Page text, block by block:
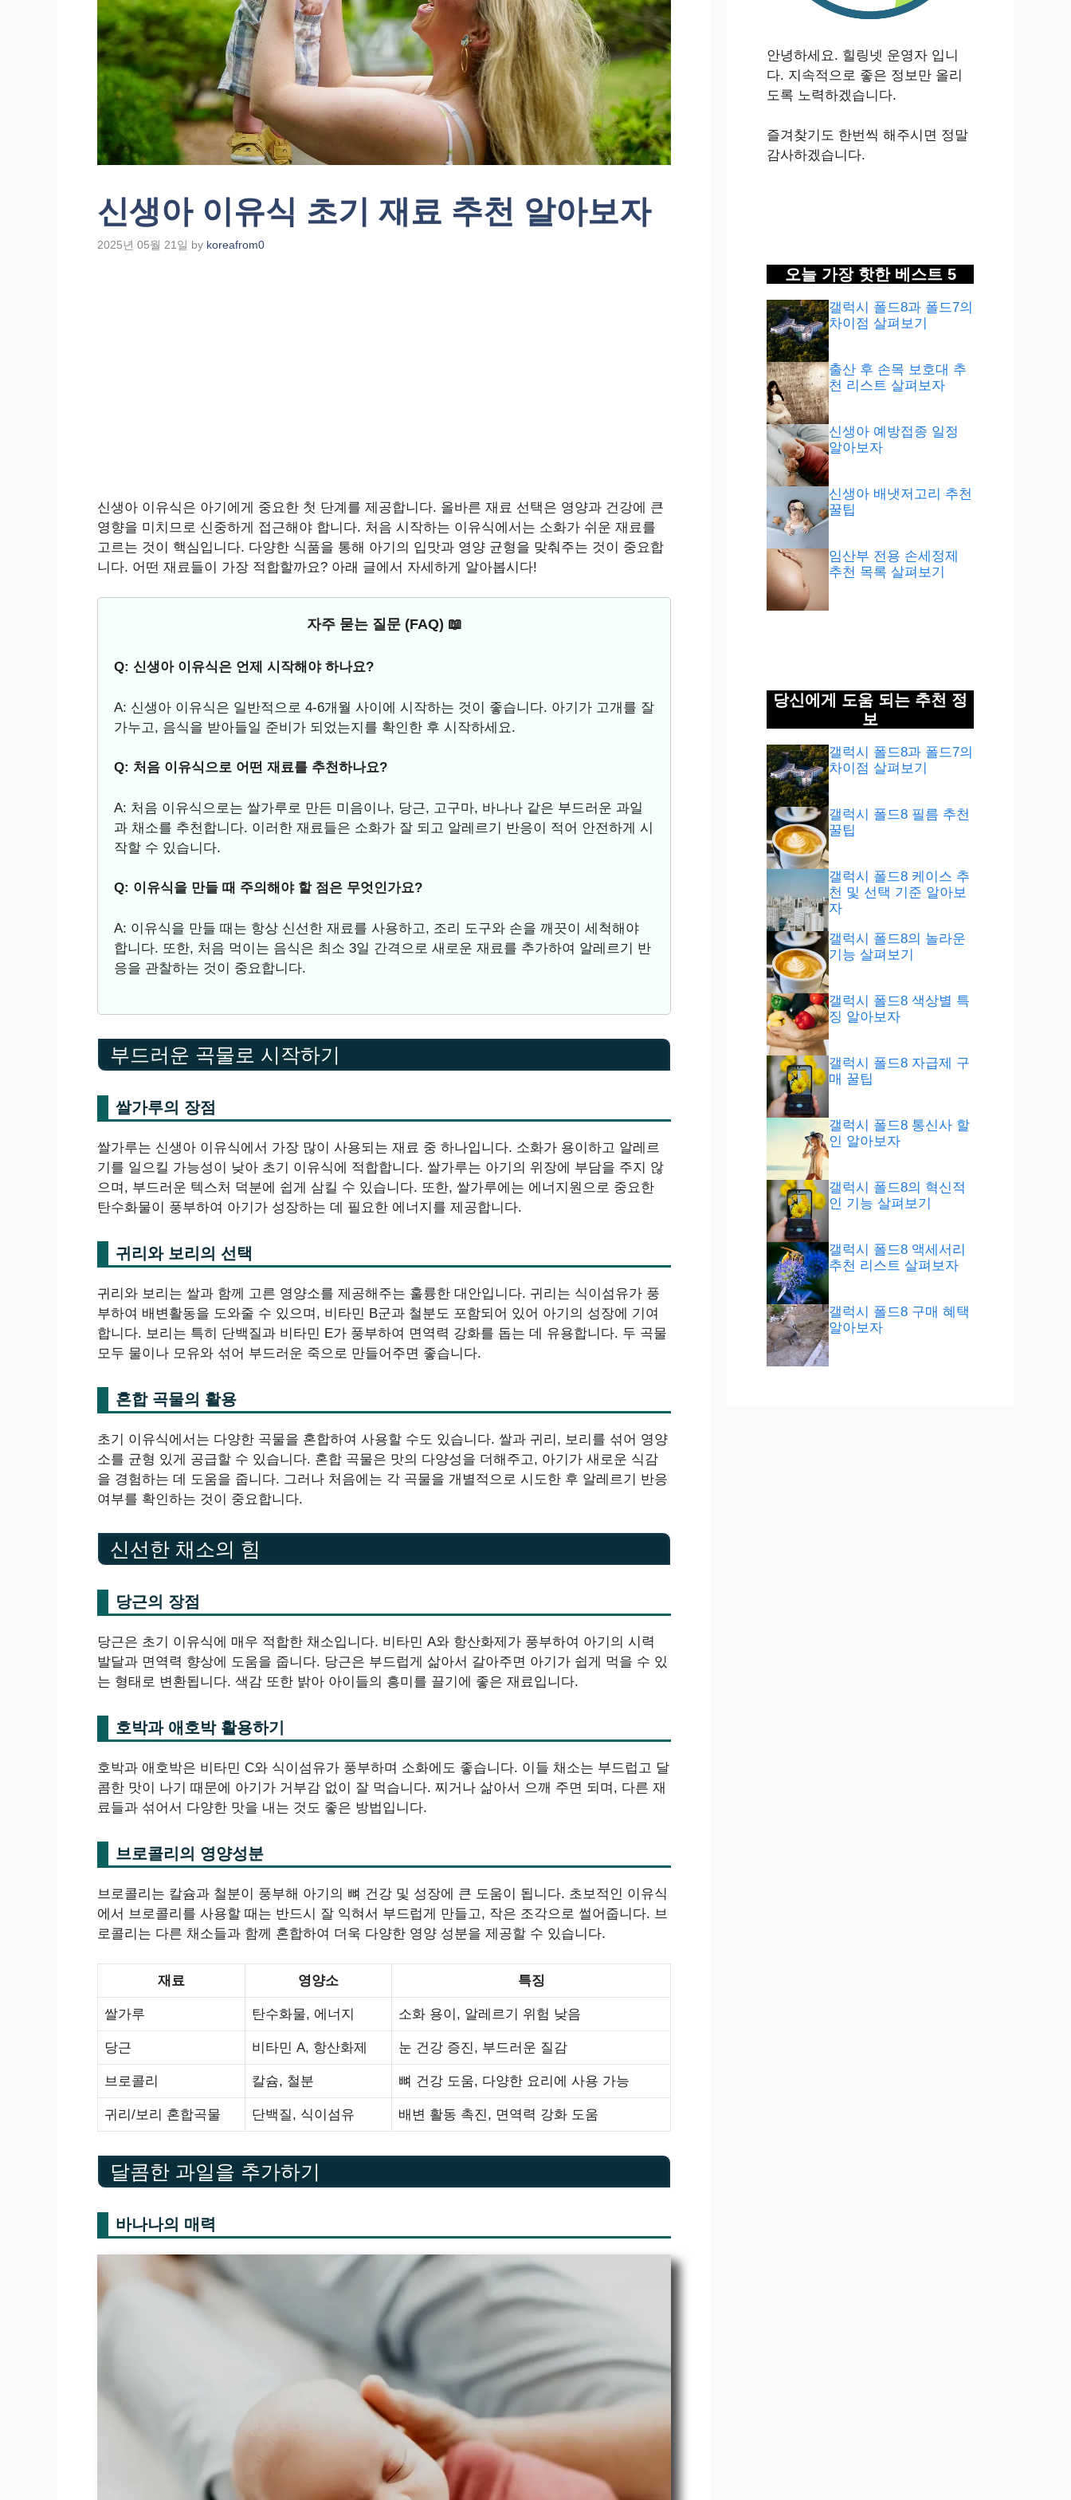
신생아 이유식 초기 재료 추천 알아보자
2025년 05월 21일 by koreafrom0
신생아 이유식은 아기에게 중요한 첫 단계를 제공합니다. 올바른 재료 선택은 영양과 건강에 큰
영향을 미치므로 신중하게 접근해야 합니다. 처음 시작하는 이유식에서는 소화가 쉬운 재료를
고르는 것이 핵심입니다. 다양한 식품을 통해 아기의 입맛과 영양 균형을 맞춰주는 것이 중요합
니다. 어떤 재료들이 가장 적합할까요? 아래 글에서 자세하게 알아봅시다!
자주 묻는 질문 (FAQ) 📖
Q: 신생아 이유식은 언제 시작해야 하나요?
A: 신생아 이유식은 일반적으로 4-6개월 사이에 시작하는 것이 좋습니다. 아기가 고개를 잘
가누고, 음식을 받아들일 준비가 되었는지를 확인한 후 시작하세요.
Q: 처음 이유식으로 어떤 재료를 추천하나요?
A: 처음 이유식으로는 쌀가루로 만든 미음이나, 당근, 고구마, 바나나 같은 부드러운 과일
과 채소를 추천합니다. 이러한 재료들은 소화가 잘 되고 알레르기 반응이 적어 안전하게 시
작할 수 있습니다.
Q: 이유식을 만들 때 주의해야 할 점은 무엇인가요?
A: 이유식을 만들 때는 항상 신선한 재료를 사용하고, 조리 도구와 손을 깨끗이 세척해야
합니다. 또한, 처음 먹이는 음식은 최소 3일 간격으로 새로운 재료를 추가하여 알레르기 반
응을 관찰하는 것이 중요합니다.
부드러운 곡물로 시작하기
쌀가루의 장점
쌀가루는 신생아 이유식에서 가장 많이 사용되는 재료 중 하나입니다. 소화가 용이하고 알레르
기를 일으킬 가능성이 낮아 초기 이유식에 적합합니다. 쌀가루는 아기의 위장에 부담을 주지 않
으며, 부드러운 텍스처 덕분에 쉽게 삼킬 수 있습니다. 또한, 쌀가루에는 에너지원으로 중요한
탄수화물이 풍부하여 아기가 성장하는 데 필요한 에너지를 제공합니다.
귀리와 보리의 선택
귀리와 보리는 쌀과 함께 고른 영양소를 제공해주는 훌륭한 대안입니다. 귀리는 식이섬유가 풍
부하여 배변활동을 도와줄 수 있으며, 비타민 B군과 철분도 포함되어 있어 아기의 성장에 기여
합니다. 보리는 특히 단백질과 비타민 E가 풍부하여 면역력 강화를 돕는 데 유용합니다. 두 곡물
모두 물이나 모유와 섞어 부드러운 죽으로 만들어주면 좋습니다.
혼합 곡물의 활용
초기 이유식에서는 다양한 곡물을 혼합하여 사용할 수도 있습니다. 쌀과 귀리, 보리를 섞어 영양
소를 균형 있게 공급할 수 있습니다. 혼합 곡물은 맛의 다양성을 더해주고, 아기가 새로운 식감
을 경험하는 데 도움을 줍니다. 그러나 처음에는 각 곡물을 개별적으로 시도한 후 알레르기 반응
여부를 확인하는 것이 중요합니다.
신선한 채소의 힘
당근의 장점
당근은 초기 이유식에 매우 적합한 채소입니다. 비타민 A와 항산화제가 풍부하여 아기의 시력
발달과 면역력 향상에 도움을 줍니다. 당근은 부드럽게 삶아서 갈아주면 아기가 쉽게 먹을 수 있
는 형태로 변환됩니다. 색감 또한 밝아 아이들의 흥미를 끌기에 좋은 재료입니다.
호박과 애호박 활용하기
호박과 애호박은 비타민 C와 식이섬유가 풍부하며 소화에도 좋습니다. 이들 채소는 부드럽고 달
콤한 맛이 나기 때문에 아기가 거부감 없이 잘 먹습니다. 찌거나 삶아서 으깨 주면 되며, 다른 재
료들과 섞어서 다양한 맛을 내는 것도 좋은 방법입니다.
브로콜리의 영양성분
브로콜리는 칼슘과 철분이 풍부해 아기의 뼈 건강 및 성장에 큰 도움이 됩니다. 초보적인 이유식
에서 브로콜리를 사용할 때는 반드시 잘 익혀서 부드럽게 만들고, 작은 조각으로 썰어줍니다. 브
로콜리는 다른 채소들과 함께 혼합하여 더욱 다양한 영양 성분을 제공할 수 있습니다.
재료 영양소 특징
쌀가루 탄수화물, 에너지 소화 용이, 알레르기 위험 낮음
당근 비타민 A, 항산화제 눈 건강 증진, 부드러운 질감
브로콜리 칼슘, 철분 뼈 건강 도움, 다양한 요리에 사용 가능
귀리/보리 혼합곡물 단백질, 식이섬유 배변 활동 촉진, 면역력 강화 도움
달콤한 과일을 추가하기
바나나의 매력
안녕하세요. 힐링넷 운영자 입니
다. 지속적으로 좋은 정보만 올리
도록 노력하겠습니다.
즐겨찾기도 한번씩 해주시면 정말
감사하겠습니다.
오늘 가장 핫한 베스트 5
갤럭시 폴드8과 폴드7의
차이점 살펴보기
출산 후 손목 보호대 추
천 리스트 살펴보자
신생아 예방접종 일정
알아보자
신생아 배냇저고리 추천
꿀팁
임산부 전용 손세정제
추천 목록 살펴보기
당신에게 도움 되는 추천 정
보
갤럭시 폴드8과 폴드7의
차이점 살펴보기
갤럭시 폴드8 필름 추천
꿀팁
갤럭시 폴드8 케이스 추
천 및 선택 기준 알아보
자
갤럭시 폴드8의 놀라운
기능 살펴보기
갤럭시 폴드8 색상별 특
징 알아보자
갤럭시 폴드8 자급제 구
매 꿀팁
갤럭시 폴드8 통신사 할
인 알아보자
갤럭시 폴드8의 혁신적
인 기능 살펴보기
갤럭시 폴드8 액세서리
추천 리스트 살펴보자
갤럭시 폴드8 구매 혜택
알아보자